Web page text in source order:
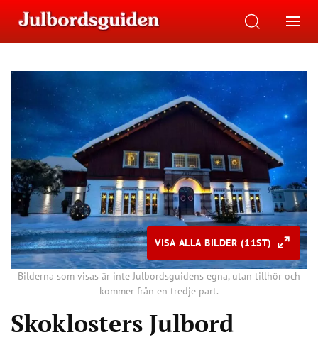
VISA ALLA BILDER (11ST)
Bilderna som visas är inte Julbordsguidens egna, utan tillhör och
kommer från en tredje part.
Skoklosters Julbord